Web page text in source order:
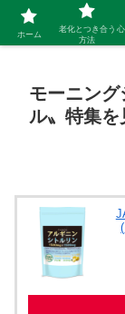
モーニン
ル〟特集を
ホーム
老化とつき合う
方法